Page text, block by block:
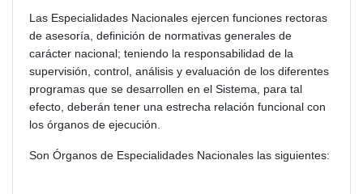
Las Especialidades Nacionales ejercen funciones rectoras
de asesoría, definición de normativas generales de
carácter nacional; teniendo la responsabilidad de la
supervisión, control, análisis y evaluación de los diferentes
programas que se desarrollen en el Sistema, para tal
efecto, deberán tener una estrecha relación funcional con
los órganos de ejecución.
Son Órganos de Especialidades Nacionales las siguientes: